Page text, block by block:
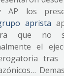
AP los
aprista
que no
el